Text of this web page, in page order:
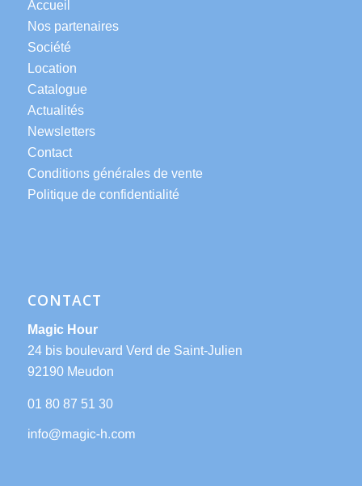
Accueil
Nos partenaires
Société
Location
Catalogue
Actualités
Newsletters
Contact
Conditions générales de vente
Politique de confidentialité
CONTACT
Magic Hour
24 bis boulevard Verd de Saint-Julien
92190 Meudon
01 80 87 51 30